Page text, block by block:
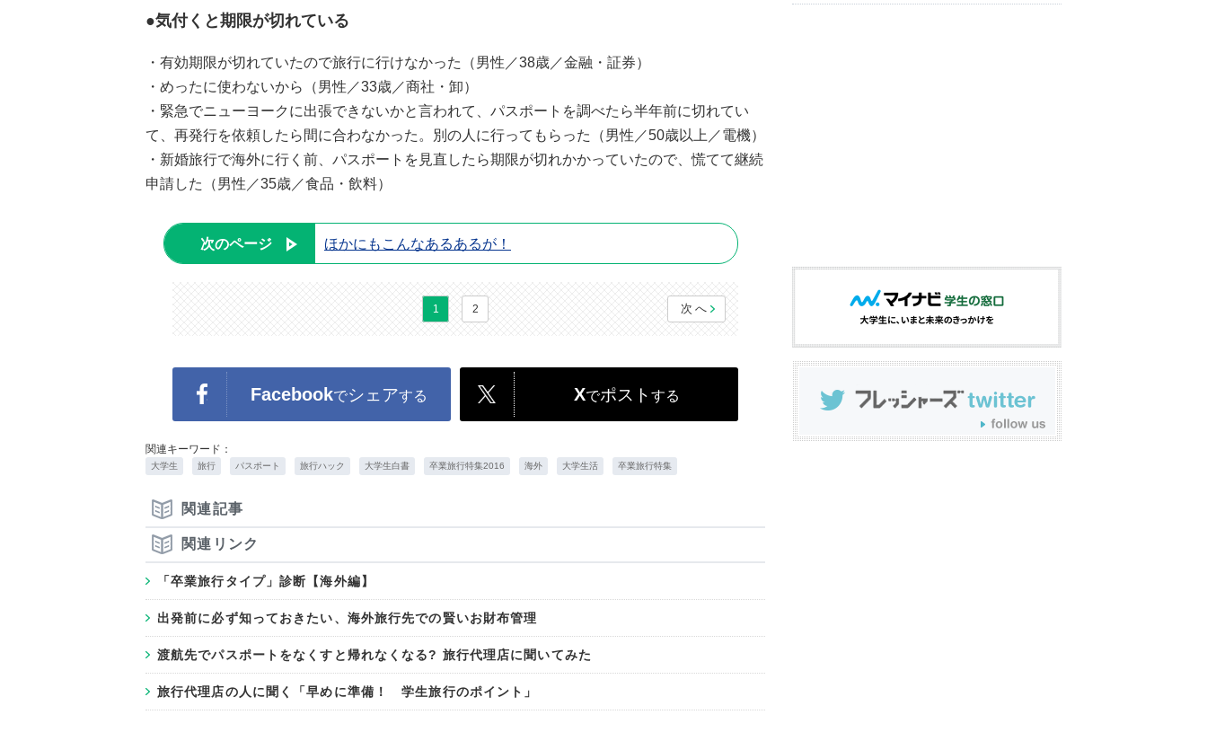
●気付くと期限が切れている
・有効期限が切れていたので旅行に行けなかった（男性／38歳／金融・証券）
・めったに使わないから（男性／33歳／商社・卸）
・緊急でニューヨークに出張できないかと言われて、パスポートを調べたら半年前に切れてい
て、再発行を依頼したら間に合わなかった。別の人に行ってもらった（男性／50歳以上／電機）
・新婚旅行で海外に行く前、パスポートを見直したら期限が切れかかっていたので、慌てて継続
申請した（男性／35歳／食品・飲料）
次のページ ほかにもこんなあるあるが！
1 2 次へ
Facebookでシェアする Xでポスト する
関連キーワード：
大学生 旅行 パスポート 旅行ハック 大学生白書 卒業旅行特集2016 海外 大学生活 卒業旅行特集
関連記事
関連リンク
「卒業旅行タイプ」診断【海外編】
出発前に必ず知っておきたい、海外旅行先での賢いお財布管理
渡航先でパスポートをなくすと帰れなくなる? 旅行代理店に聞いてみた
旅行代理店の人に聞く「早めに準備！ 学生旅行のポイント」